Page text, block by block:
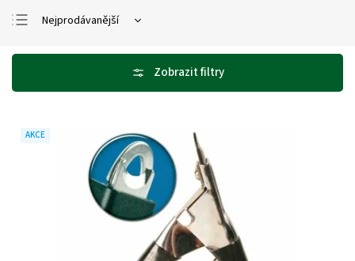
Nejprodávanější
Abecedně
AKCE